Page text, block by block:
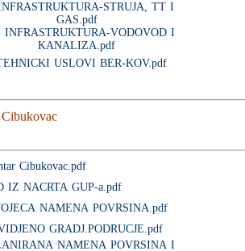
STRUJA, TT I
GAS.pdf
INFRASTRUKTURA-VODOVOD I
KANALIZA.pdf
USLOVI BER-KOV.pdf
Cibukovac.pdf
IZ NACRTA GUP-a.pdf
NAMENA POVRSINA.pdf
GRADJ.PODRUCJE.pdf
NAMENA POVRSINA I